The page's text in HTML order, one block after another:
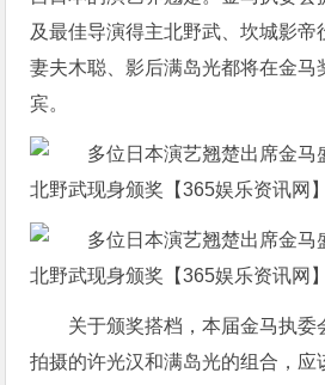
及最佳导演得主北野武、坎城影帝
妻夫木聪、影后满岛光都将在金马
宾。
关于颁奖搭档，本届金马执委
拍摄的许光汉和满岛光的组合，应